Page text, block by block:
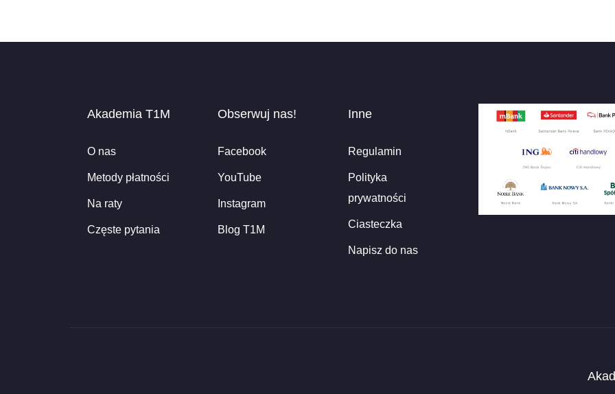
Akademia T1M
O nas
Metody płatności
Na raty
Częste pytania
Obserwuj nas!
Facebook
YouTube
Instagram
Blog T1M
Inne
Regulamin
Polityka
prywatności
Ciasteczka
Napisz do nas